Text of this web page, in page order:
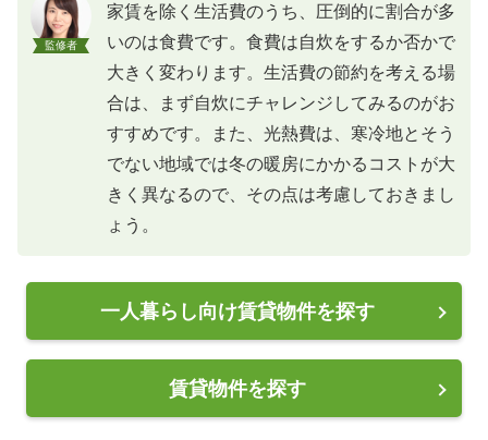
監修者
家賃を除く生活費のうち、圧倒的に割合が多
いのは食費です。食費は自炊をするか否かで
大きく変わります。生活費の節約を考える場
合は、まず自炊にチャレンジしてみるのがお
すすめです。また、光熱費は、寒冷地とそう
でない地域では冬の暖房にかかるコストが大
きく異なるので、その点は考慮しておきまし
ょう。
一人暮らし向け賃貸物件を探す
賃貸物件を探す